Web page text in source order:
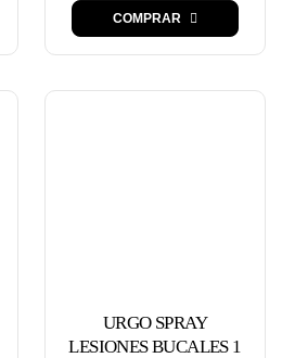
COMPRAR
URGO SPRAY
LESIONES BUCALES 1